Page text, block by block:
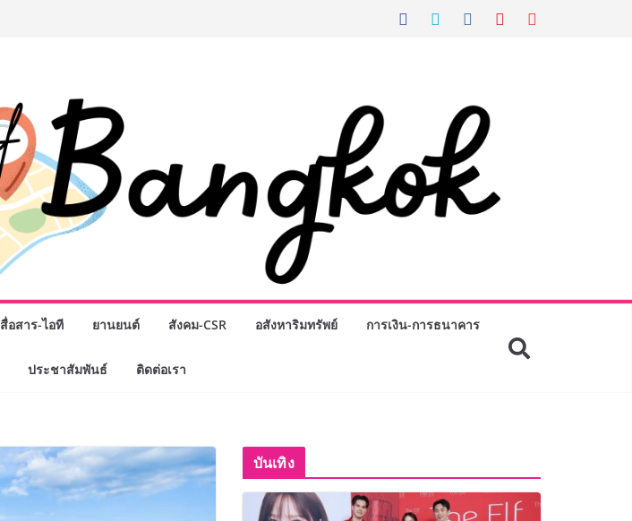
สื่อสาร-ไอที ยานยนต์ สังคม-CSR อสังหาริมทรัพย์ การเงิน-การธนาคาร
ประชาสัมพันธ์ ติดต่อเรา
บันเทิง